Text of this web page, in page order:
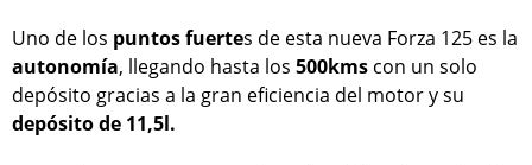
Uno de los puntos fuertes de esta nueva Forza 125 es la
autonomía, llegando hasta los 500kms con un solo
depósito gracias a la gran eficiencia del motor y su
depósito de 11,5l.